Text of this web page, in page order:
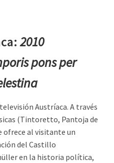
2010
pons per
Austríaca. A través
(Tintoretto, Pantoja de
ofrece al visitante un
del Castillo
en la historia política,